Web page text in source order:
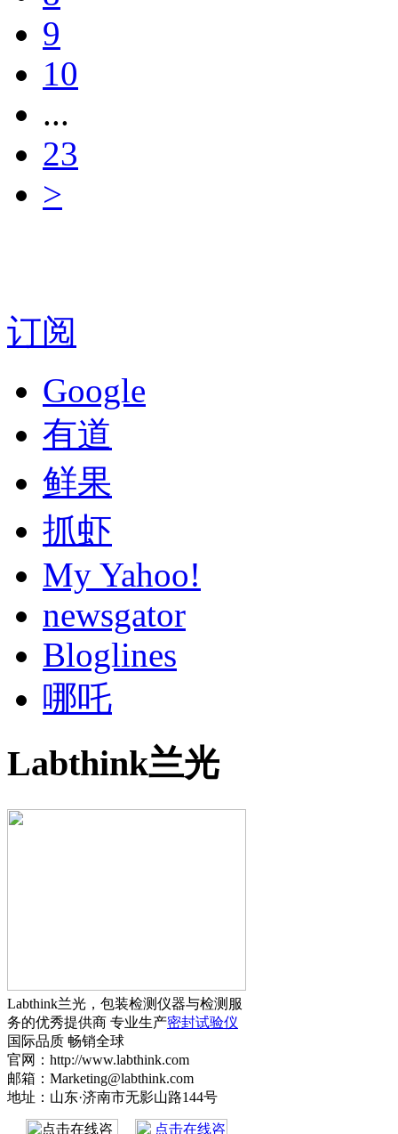
9
10
...
23
>
订阅
Google
有道
鲜果
抓虾
My Yahoo!
newsgator
Bloglines
哪吒
Labthink兰光
Labthink兰光，包装检测仪器与检测服
务的优秀提供商 专业生产密封试验仪
国际品质 畅销全球
官网：http://www.labthink.com
邮箱：Marketing@labthink.com
地址：山东·济南市无影山路144号